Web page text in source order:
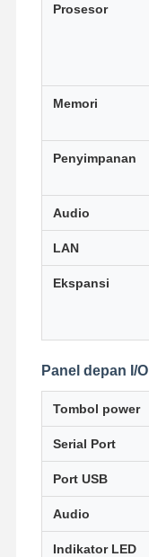
Prosesor
Memori
Penyimpanan
Audio
LAN
Ekspansi
Panel depan I/O
Tombol power
Serial Port
Port USB
Audio
Indikator LED